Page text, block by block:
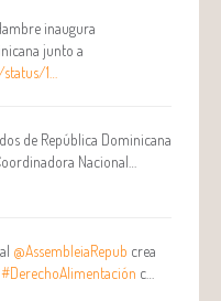
inaugura
junto a
1…
de República Dominicana
Nacional…
@AssembleiaRepub crea
#DerechoAlimentación c…